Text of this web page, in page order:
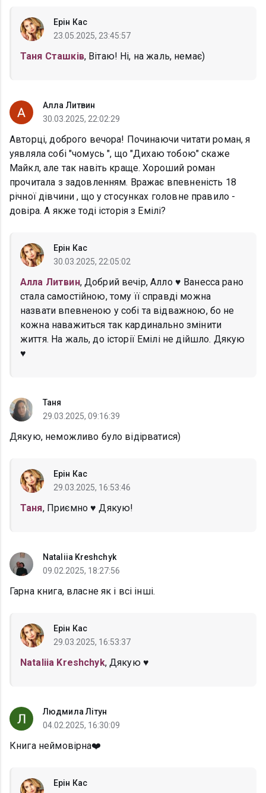
Ерін Кас
23.05.2025, 23:45:57
Таня Сташків, Вітаю! Ні, на жаль, немає)
Алла Литвин
30.03.2025, 22:02:29
Авторці, доброго вечора! Починаючи читати роман, я
уявляла собі "чомусь ", що "Дихаю тобою" скаже
Майкл, але так навіть краще. Хороший роман
прочитала з задовленням. Вражає впевненість 18
річної дівчини , що у стосунках головне правило -
довіра. А якже тоді історія з Емілі?
Ерін Кас
30.03.2025, 22:05:02
Алла Литвин, Добрий вечір, Алло ♥ Ванесса рано
стала самостійною, тому її справді можна
назвати впевненою у собі та відважною, бо не
кожна наважиться так кардинально змінити
життя. На жаль, до історії Емілі не дійшло. Дякую
♥
Таня
29.03.2025, 09:16:39
Дякую, неможливо було відірватися)
Ерін Кас
29.03.2025, 16:53:46
Таня, Приємно ♥ Дякую!
Nataliia Kreshchyk
09.02.2025, 18:27:56
Гарна книга, власне як і всі інші.
Ерін Кас
29.03.2025, 16:53:37
Nataliia Kreshchyk, Дякую ♥
Людмила Літун
04.02.2025, 16:30:09
Книга неймовірна❤️
Ерін Кас